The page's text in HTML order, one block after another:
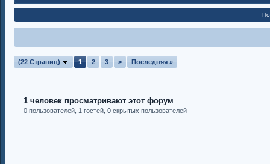
(22 Страниц) 1 2 3 > Последняя »
1 человек просматривают этот форум
0 пользователей, 1 гостей, 0 скрытых пользователей